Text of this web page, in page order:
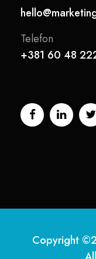
Telefon
+381 60 48
Copyright